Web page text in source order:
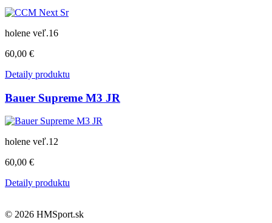
holene veľ.16
60,00 €
Detaily produktu
Bauer Supreme M3 JR
holene veľ.12
60,00 €
Detaily produktu
© 2026 HMSport.sk